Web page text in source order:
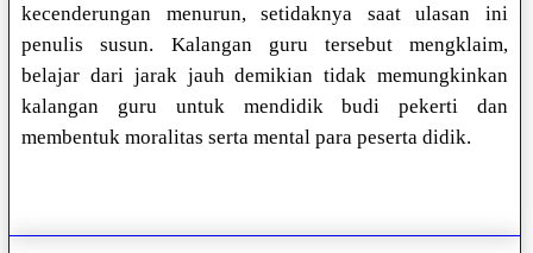
kecenderungan menurun, setidaknya saat ulasan ini
penulis susun. Kalangan guru tersebut mengklaim,
belajar dari jarak jauh demikian tidak memungkinkan
kalangan guru untuk mendidik budi pekerti dan
membentuk moralitas serta mental para peserta didik.